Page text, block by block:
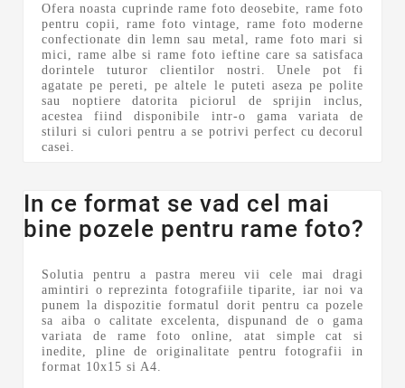
Ofera noasta cuprinde rame foto deosebite, rame foto
pentru copii, rame foto vintage, rame foto moderne
confectionate din lemn sau metal, rame foto mari si
mici, rame albe si rame foto ieftine care sa satisfaca
dorintele tuturor clientilor nostri. Unele pot fi
agatate pe pereti, pe altele le puteti aseza pe polite
sau noptiere datorita piciorul de sprijin inclus,
acestea fiind disponibile intr-o gama variata de
stiluri si culori pentru a se potrivi perfect cu decorul
casei.
In ce format se vad cel mai
bine pozele pentru rame foto?
Solutia pentru a pastra mereu vii cele mai dragi
amintiri o reprezinta fotografiile tiparite, iar noi va
punem la dispozitie formatul dorit pentru ca pozele
sa aiba o calitate excelenta, dispunand de o gama
variata de rame foto online, atat simple cat si
inedite, pline de originalitate pentru fotografii in
format 10x15 si A4.